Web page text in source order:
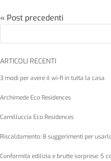
« Post precedenti
ARTICOLI RECENTI
3 modi per avere il wi-fi in tutta la casa
Archimede Eco Residences
Camilluccia Eco Residences
Riscaldamento: 8 suggerimenti per
Conformità edilizia e brutte sorprese: 5